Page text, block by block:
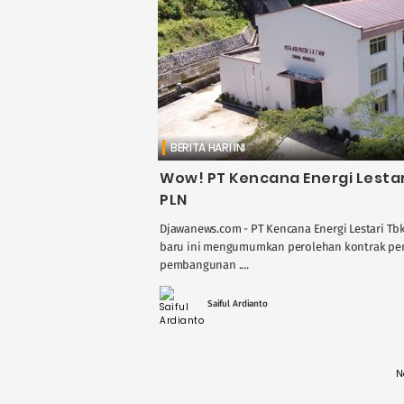
BERITA HARI INI
Wow! PT Kencana Energi
PLN
Djawanews.com - PT Kencana Energi Lestari
baru ini mengumumkan perolehan kontrak
pembangunan ....
Saiful Ardianto